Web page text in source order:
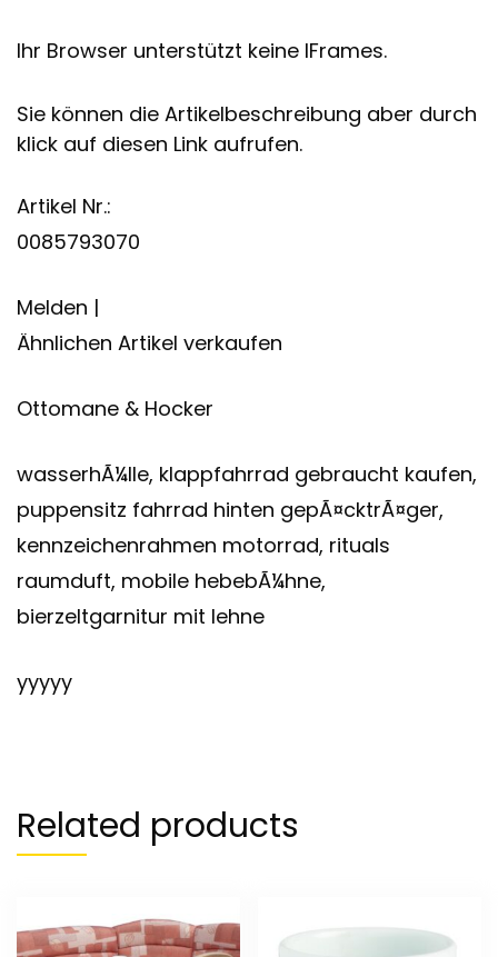
Ihr Browser unterstützt keine IFrames.
Sie können die Artikelbeschreibung aber durch
klick auf diesen Link aufrufen.
Artikel Nr.:
0085793070
Melden |
Ähnlichen Artikel verkaufen
Ottomane & Hocker
wasserhÃ¼lle, klappfahrrad gebraucht kaufen,
puppensitz fahrrad hinten gepÃ¤cktrÃ¤ger,
kennzeichenrahmen motorrad, rituals
raumduft, mobile hebebÃ¼hne,
bierzeltgarnitur mit lehne
yyyyy
Related products